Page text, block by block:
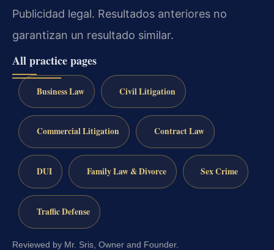
Publicidad legal. Resultados anteriores no
garantizan un resultado similar.
All practice pages
Business Law Civil Litigation
Commercial Litigation Contract Law
DUI Family Law & Divorce Sex Crime
Traffic Defense
Reviewed by Mr. Sris, Owner and Founder.